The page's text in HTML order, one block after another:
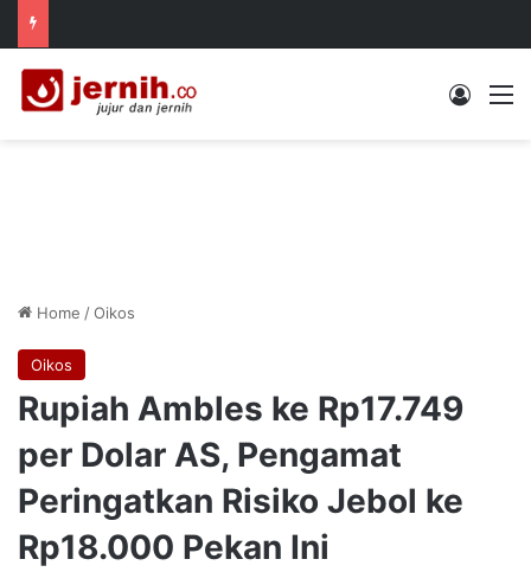
Log In
Home /Oikos
Oikos
Rupiah Ambles ke Rp17.749
per Dolar AS, Pengamat
Peringatkan Risiko Jebol ke
Rp18.000 Pekan Ini